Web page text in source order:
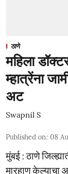
ठाणे
महिला
म्हात्रेंना
अट
Swapnil S
Published on: 08
मुंबई : ठाणे
मारहाण